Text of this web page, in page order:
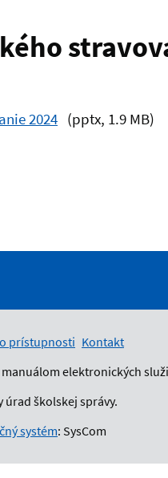
2024 (pptx, 1.9 MB)
prístupnosti Kontakt
elektronických
úrad školskej správy.
systém: SysCom